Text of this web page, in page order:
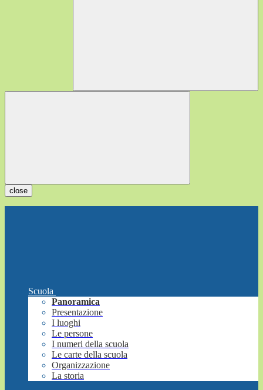
close
Scuola
Panoramica
Presentazione
I luoghi
Le persone
I numeri della scuola
Le carte della scuola
Organizzazione
La storia